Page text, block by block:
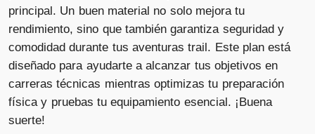
principal. Un buen material no solo mejora tu
rendimiento, sino que también garantiza seguridad y
comodidad durante tus aventuras trail. Este plan está
diseñado para ayudarte a alcanzar tus objetivos en
carreras técnicas mientras optimizas tu preparación
física y pruebas tu equipamiento esencial. ¡Buena
suerte!